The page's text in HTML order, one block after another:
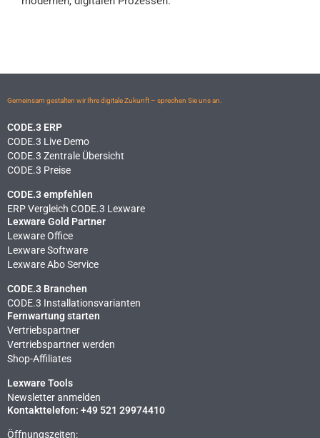
Gemeinsam gestalten wir Ihre digitale Zukunft – sprechen Sie uns an.
CODE.3 ERP
CODE.3 Live Demo
CODE.3 Zentrale Übersicht
CODE.3 Preise
CODE.3 empfehlen
ERP Vergleich CODE.3 Lexware
Lexware Gold Partner
Lexware Office
Lexware Software
Lexware Abo Service
CODE.3 Branchen
CODE.3 Installationsvarianten
Fernwartung starten
Vertriebspartner
Vertriebspartner werden
Shop-Affiliates
Lexware Tools
Newsletter anmelden
Kontakttelefon: +49 521 29974410
Öffnungszeiten: